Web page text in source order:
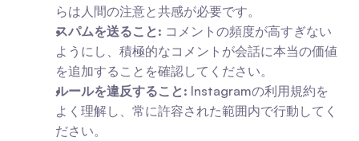
らは人間の注意と共感が必要です。
スパムを送ること: コメントの頻度が高すぎない
ようにし、積極的なコメントが会話に本当の価値
を追加することを確認してください。
ルールを違反すること: Instagramの利用規約を
よく理解し、常に許容された範囲内で行動してく
ださい。